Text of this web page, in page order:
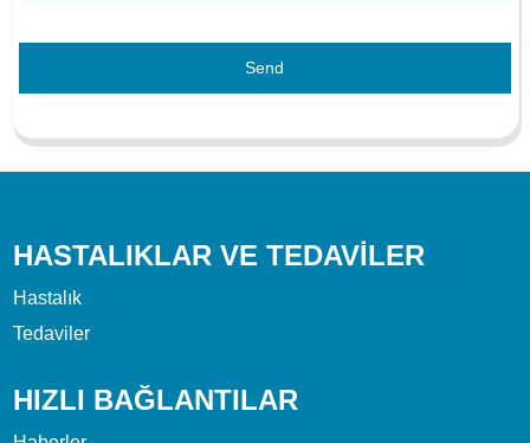
Send
HASTALIKLAR VE TEDAVILER
Hastalık
Tedaviler
HIZLI BAĞLANTILAR